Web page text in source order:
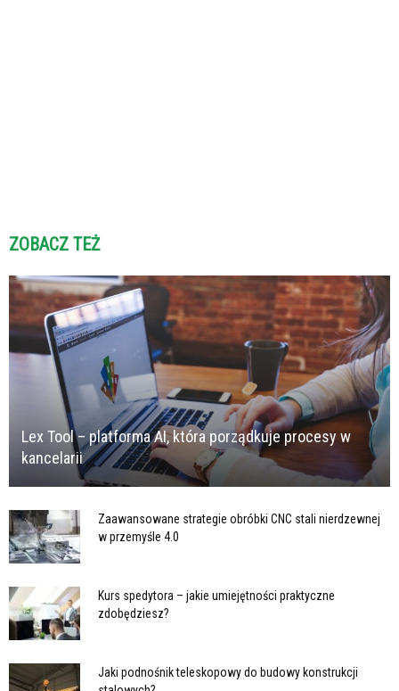
ZOBACZ TEŻ
Lex Tool – platforma AI, która porządkuje procesy w
kancelarii
Zaawansowane strategie obróbki CNC stali nierdzewnej
w przemyśle 4.0
Kurs spedytora – jakie umiejętności praktyczne
zdobędziesz?
Jaki podnośnik teleskopowy do budowy konstrukcji